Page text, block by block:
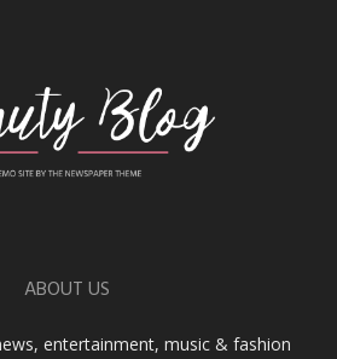
ABOUT US
entertainment, music & fashion